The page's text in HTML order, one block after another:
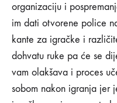
organizaciju i
im dati otvorene police
kante za igračke i
dohvatu ruke pa će se
vam olakšava i proces
sobom nakon igranja jer